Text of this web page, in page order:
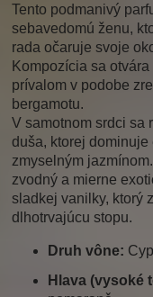
Tento podmanivý
sebavedomú ženu,
rada očaruje svoje
Kompozícia sa
prívalom v podobe
bergamotu.
V samotnom srdci sa
duša, ktorej
zmyselným
zvodný a mierne
sladkej vanilky, ktorý
dlhotrvajúcu stopu.
Druh vône:
Hlava (vysoké